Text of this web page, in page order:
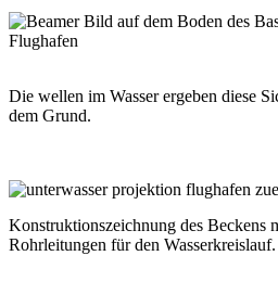
Die wellen im Wasser ergeben diese
dem Grund.
Konstruktionszeichnung des Beckens
Rohrleitungen für den Wasserkreislauf.